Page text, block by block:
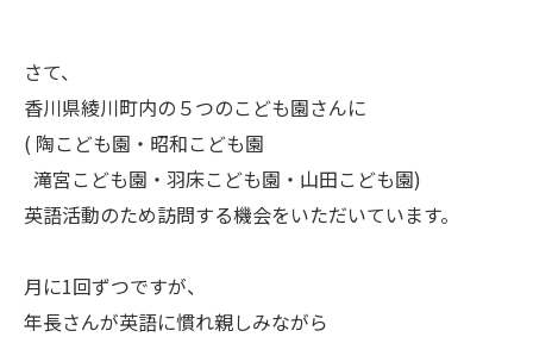
さて、
香川県綾川町内の５つのこども園さんに
( 陶こども園・昭和こども園
滝宮こども園・羽床こども園・山田こども園)
英語活動のため訪問する機会をいただいています。
月に1回ずつですが、
年長さんが英語に慣れ親しみながら